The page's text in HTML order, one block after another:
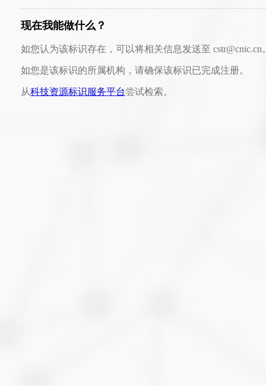
现在我能做什么？
如您认为该标识存在，可以将相关信息发送至 cstr@cnic.cn
如您是该标识的所属机构，请确保该标识已完成注册。
从科技资源标识服务平台尝试检索。